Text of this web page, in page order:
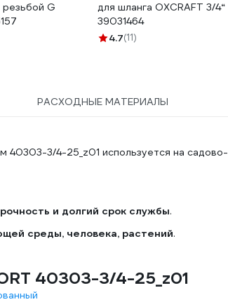
G
для шланга OXCRAFT 3/4“
39031464
4.7(11)
РАСХОДНЫЕ МАТЕРИАЛЫ
40303-3/4-25_z01 используется на садово-
и долгий срок службы.
среды, человека, растений.
40303-3/4-25_z01